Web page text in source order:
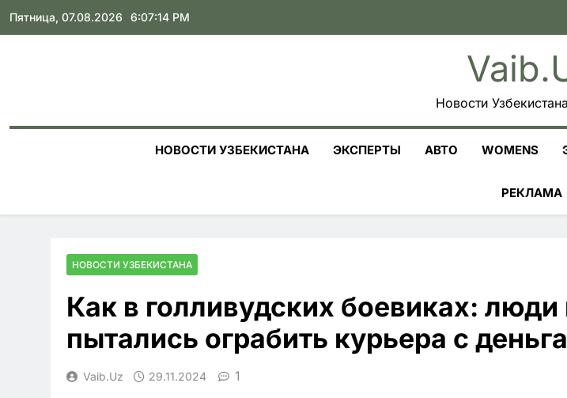
Skip
Пятница, 07.08.2026 6:07:15 PM
Новости
НОВОСТИ УЗБЕКИСТАНА ЭКСПЕРТЫ АВТО WOMENS
РЕКЛАМА
НОВОСТИ УЗБЕКИСТАНА
Как в голливудских боевиках:
пытались ограбить курьера с
Vaib.uz 29.11.2024 1